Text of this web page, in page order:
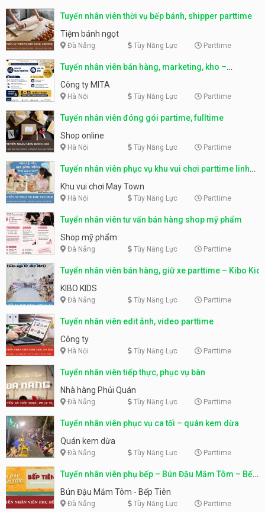
Tuyển nhân viên thời vụ bếp bánh, shipper parttime
Tiệm bánh ngọt
Đà Nẵng Tùy Năng Lực Parttime
Tuyển nhân viên bán hàng, marketing, kho –
parttime, fulltime
Công ty MITA
Hà Nội Tùy Năng Lực Parttime
Tuyển nhân viên đóng gói partime, fulltime
Shop online
Hà Nội Tùy Năng Lực Parttime
Tuyển nhân viên phục vụ khu vui chơi parttime linh
động
Khu vui chơi May Town
Hà Nội Tùy Năng Lực Parttime
Tuyển nhân viên tư vấn bán hàng shop mỹ phẩm
Shop mỹ phẩm
Đà Nẵng Tùy Năng Lực Parttime
Tuyển nhân viên bán hàng, giữ xe parttime – Kibo Kid
KIBO KIDS
Đà Nẵng Tùy Năng Lực Parttime
Tuyển nhân viên edit ảnh, video parttime
Công ty
Hà Nội Tùy Năng Lực Parttime
Tuyển nhân viên tiếp thực, phục vụ bàn
Nhà hàng Phủi Quán
Đà Nẵng Tùy Năng Lực Parttime
Tuyển nhân viên phục vụ ca tối – quán kem dừa
Quán kem dừa
Đà Nẵng Tùy Năng Lực Parttime
Tuyển nhân viên phụ bếp – Bún Đậu Mắm Tôm – Bếp
Tiên
Bún Đậu Mắm Tôm - Bếp Tiên
Đà Nẵng Tùy Năng Lực Parttime